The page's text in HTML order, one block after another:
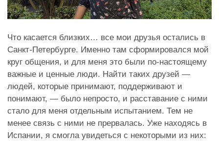
Что касается близких… все мои друзья остались в
Санкт-Петербурге. Именно там сформировался мой
круг общения, и для меня это были по-настоящему
важные и ценные люди. Найти таких друзей —
людей, которые принимают, поддерживают и
понимают, — было непросто, и расставание с ними
стало для меня отдельным испытанием. Тем не
менее связь с ними не прервалась. Уже находясь в
Испании, я смогла увидеться с некоторыми из них: